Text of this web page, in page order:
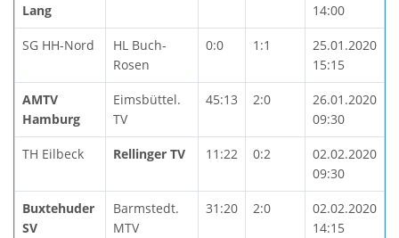
Lang
14:00
SG HH-Nord
HL Buch-
Rosen
0:0 1:1
25.01.2020
15:15
AMTV
Hamburg
Eimsbüttel.
TV
45:13 2:0
26.01.2020
09:30
TH Eilbeck Rellinger TV 11:22 0:2
02.02.2020
09:30
Buxtehuder
SV
Barmstedt.
MTV
31:20 2:0
02.02.2020
14:15